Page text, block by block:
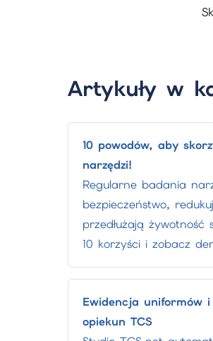
Artykuły w
10 powodów, aby
narzędzi!
Regularne badania
bezpieczeństwo,
przedłużają żywotność
10 korzyści i zobacz
Ewidencja uniformów
opiekun TCS